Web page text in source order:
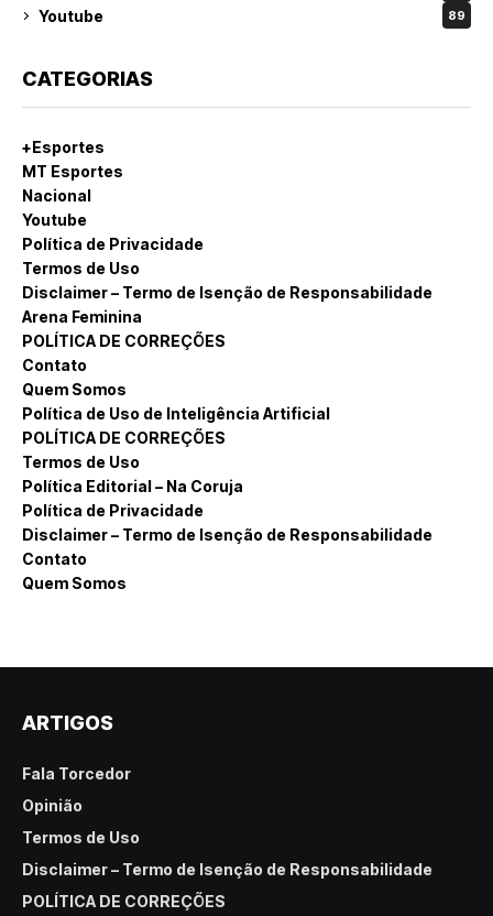
Youtube 89
CATEGORIAS
+Esportes
MT Esportes
Nacional
Youtube
Política de Privacidade
Termos de Uso
Disclaimer – Termo de Isenção de Responsabilidade
Arena Feminina
POLÍTICA DE CORREÇÕES
Contato
Quem Somos
Política de Uso de Inteligência Artificial
POLÍTICA DE CORREÇÕES
Termos de Uso
Política Editorial – Na Coruja
Política de Privacidade
Disclaimer – Termo de Isenção de Responsabilidade
Contato
Quem Somos
ARTIGOS
Fala Torcedor
Opinião
Termos de Uso
Disclaimer – Termo de Isenção de Responsabilidade
POLÍTICA DE CORREÇÕES